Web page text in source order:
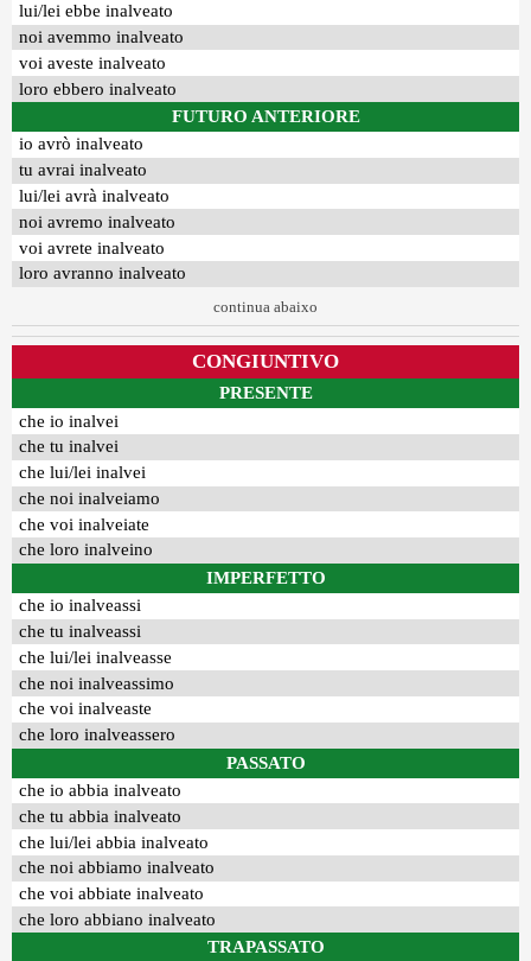
lui/lei ebbe inalveato
noi avemmo inalveato
voi aveste inalveato
loro ebbero inalveato
FUTURO ANTERIORE
io avrò inalveato
tu avrai inalveato
lui/lei avrà inalveato
noi avremo inalveato
voi avrete inalveato
loro avranno inalveato
continua abaixo
CONGIUNTIVO
PRESENTE
che io inalvei
che tu inalvei
che lui/lei inalvei
che noi inalveiamo
che voi inalveiate
che loro inalveino
IMPERFETTO
che io inalveassi
che tu inalveassi
che lui/lei inalveasse
che noi inalveassimo
che voi inalveaste
che loro inalveassero
PASSATO
che io abbia inalveato
che tu abbia inalveato
che lui/lei abbia inalveato
che noi abbiamo inalveato
che voi abbiate inalveato
che loro abbiano inalveato
TRAPASSATO